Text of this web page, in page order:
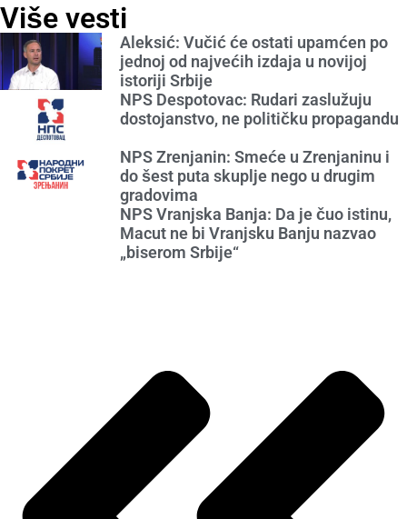
Više vesti
Aleksić: Vučić će ostati upamćen po
jednoj od najvećih izdaja u novijoj
istoriji Srbije
NPS Despotovac: Rudari zaslužuju
dostojanstvo, ne političku propagandu
NPS Zrenjanin: Smeće u Zrenjaninu i
do šest puta skuplje nego u drugim
gradovima
NPS Vranjska Banja: Da je čuo istinu,
Macut ne bi Vranjsku Banju nazvao
„biserom Srbije“